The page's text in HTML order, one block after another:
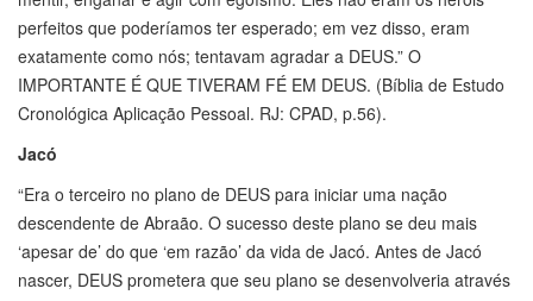
perfeitos que poderíamos ter esperado; em vez disso, eram
exatamente como nós; tentavam agradar a DEUS.” O
IMPORTANTE É QUE TIVERAM FÉ EM DEUS. (Bíblia de Estudo
Cronológica Aplicação Pessoal. RJ: CPAD, p.56).
Jacó
“Era o terceiro no plano de DEUS para iniciar uma nação
descendente de Abraão. O sucesso deste plano se deu mais
‘apesar de’ do que ‘em razão’ da vida de Jacó. Antes de Jacó
nascer, DEUS prometera que seu plano se desenvolveria através